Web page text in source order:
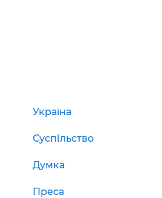
Україна
Суспільство
Думка
Преса